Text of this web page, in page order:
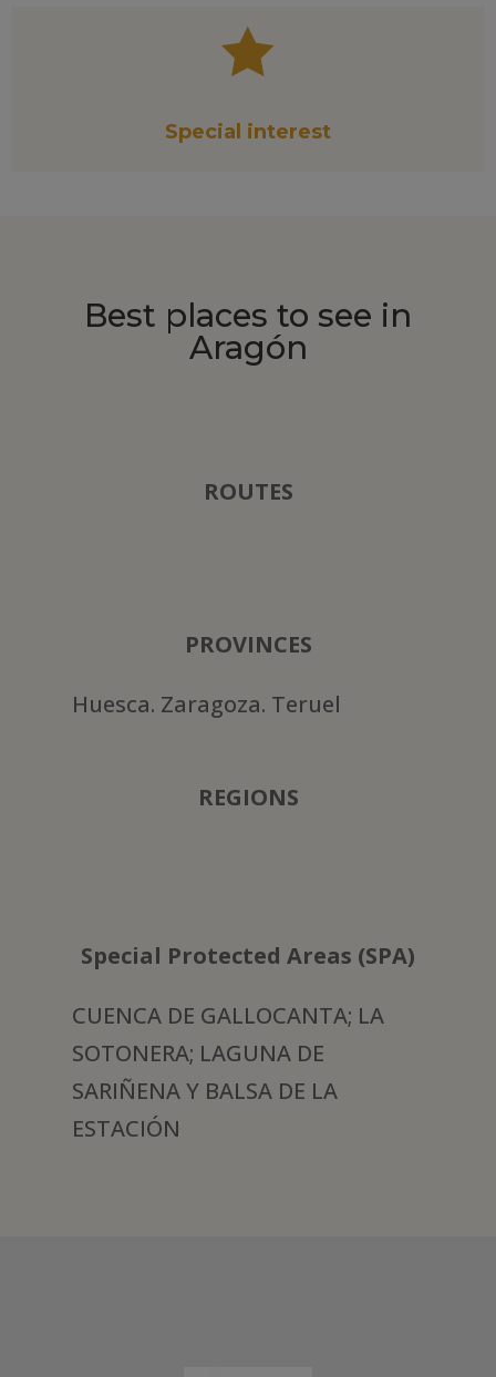

Special interest
Best places to see in
Aragón
ROUTES
PROVINCES
Huesca. Zaragoza. Teruel
REGIONS
Special Protected Areas (SPA)
CUENCA DE GALLOCANTA; LA
SOTONERA; LAGUNA DE
SARIÑENA Y BALSA DE LA
ESTACIÓN